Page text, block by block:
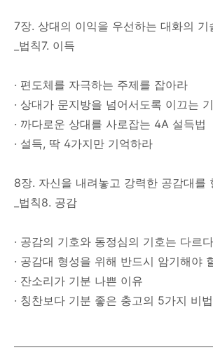
7장. 상대의 이익을 우선하는 대화의 기
_법칙7. 이득
· 편도체를 자극하는 주제를 잡아라
· 상대가 문지방을 넘어서도록 이끄는
· 까다로운 상대를 사로잡는 4A 설득법
· 설득, 딱 4가지만 기억하라
8장. 자신을 내려놓고 강력한 공감대를
_법칙8. 공감
· 공감의 기호와 동정심의 기호는 다르다
· 공감대 형성을 위해 반드시 암기해야
· 잔소리가 기분 나쁜 이유
· 칭찬보다 기분 좋은 충고의 5가지 비법